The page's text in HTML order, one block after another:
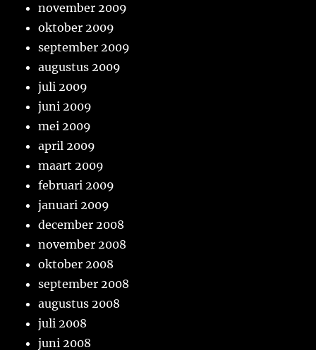
november 2009
oktober 2009
september 2009
augustus 2009
juli 2009
juni 2009
mei 2009
april 2009
maart 2009
februari 2009
januari 2009
december 2008
november 2008
oktober 2008
september 2008
augustus 2008
juli 2008
juni 2008